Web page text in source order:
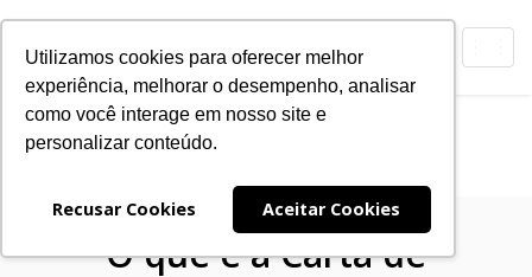
Utilizamos cookies para oferecer melhor
experiência, melhorar o desempenho, analisar
como você interage em nosso site e
personalizar conteúdo.
Recusar Cookies Aceitar Cookies
Carta de Exclusividade
O que é a Carta de